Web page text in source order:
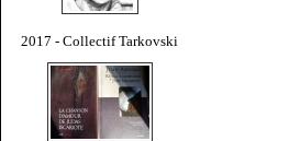
2017 - Collectif Tarkovski